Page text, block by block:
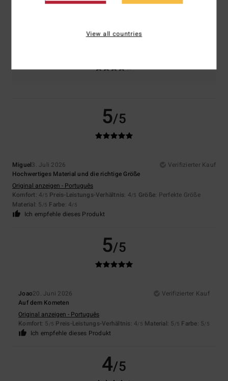
Größe
Material
5/5
Miguel3. Juli 2026
Verifizierter Kauf
Hochwertiges Material und die richtige Größe
Original anzeigen - Português
Komfort: 4/5 Preis-Leistungs-Verhältnis: 4/5 Größe: Perfekte Größe
Material: 5 /5 Farbe: 4/5
Ich empfehle dieses Produkt
5/5
Joao20. Juni 2026
Verifizierter Kauf
Auf dem Kometen
Original anzeigen - Português
Komfort: 5 /5 Preis-Leistungs-Verhältnis: 4/5 Material: 5 /5 Farbe: 5/5
Ich empfehle dieses Produkt
4/5
View all countries